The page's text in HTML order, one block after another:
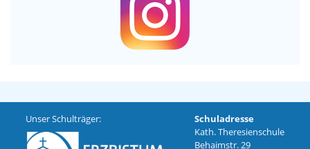
Unser Schulträger:
Schuladresse
Kath. Theresienschule
Behaimstr. 29